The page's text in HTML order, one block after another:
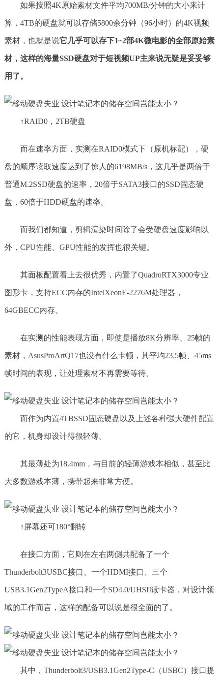
如果按照4K原始素材文件平均700MB/分钟的大小来计
算，4TB的硬盘就可以存储5800余分钟（96小时）的4K视频
素材，也就是说它几乎可以存下1~2部4K微电影的全部原始素
材，这样的海量SSD硬盘对于短视频UP主来说无疑是妥妥够
用了。
↑RAID0，2TB硬盘
而在速率方面，实测在RAID0模式下（原机标配），硬
盘的顺序读取速度达到了惊人的6198MB/s，这几乎是两倍于
普通M.2SSD硬盘的速率，20倍于SATA3接口的SSD固态硬
盘，60倍于HDD硬盘的速率。
而我们都知道，剪辑渲染时间除了会受硬盘速度影响以
外，CPU性能、GPU性能的发挥也很关键。
其面板配置看上去很优秀，内置了QuadroRTX3000专业
图形卡，支持ECC内存的IntelXeonE-2276M处理器，
64GBECC内存。
在实测的性能表现方面，即使是播放8K分辨率、25帧的
素材，AsusProArtQ17也没有什么卡顿，其平均23.5帧、45ms
帧时间的表现，让处理素材不再需要等待。
而作为内置4TBSSD固态硬盘以及上述各种强大硬件配置
的它，机身却设计得很轻薄。
其最薄处为18.4mm，与目前的轻薄游戏本相似，甚至比
大多数游戏本薄，携带起来非常方便。
↑屏幕还可180°翻转
在接口方面，它则在左右两侧共配备了一个
Thunderbolt3USBC接口、一个HDMI接口、三个
USB3.1Gen2TypeA接口和一个SD4.0/UHSII读卡器，对设计领
域的工作而言，这样的配备可以说是很全面的了。
其中，Thunderbolt3/USB3.1Gen2Type-C（USBC）接口提